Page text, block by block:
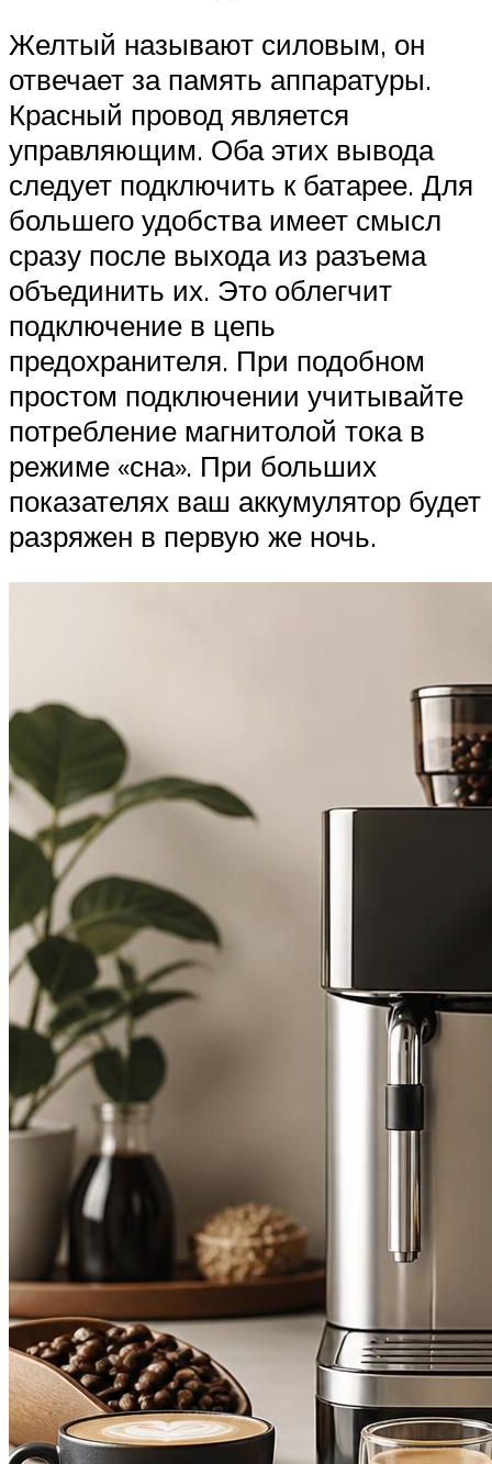
Желтый называют силовым, он
отвечает за память аппаратуры.
Красный провод является
управляющим. Оба этих вывода
следует подключить к батарее. Для
большего удобства имеет смысл
сразу после выхода из разъема
объединить их. Это облегчит
подключение в цепь
предохранителя. При подобном
простом подключении учитывайте
потребление магнитолой тока в
режиме «сна». При больших
показателях ваш аккумулятор будет
разряжен в первую же ночь.